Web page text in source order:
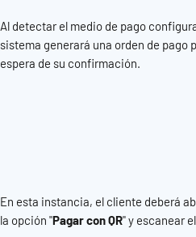
Al detectar el medio de pago
sistema generará una orden de pago
espera de su confirmación.
En esta instancia, el cliente deberá
la opción "Pagar con QR" y escanear